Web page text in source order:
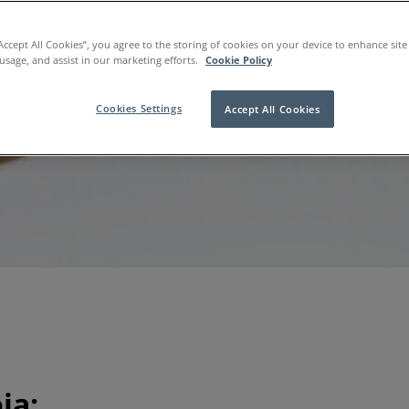
kynsiesi ulkonäöstä tai kunnosta, alla olevasta,
All Cookies”, you agree to the storing of cookies on your device to enhance
and assist in our marketing efforts. Cookie Policy
Accept All Cookies
Cookies Settings